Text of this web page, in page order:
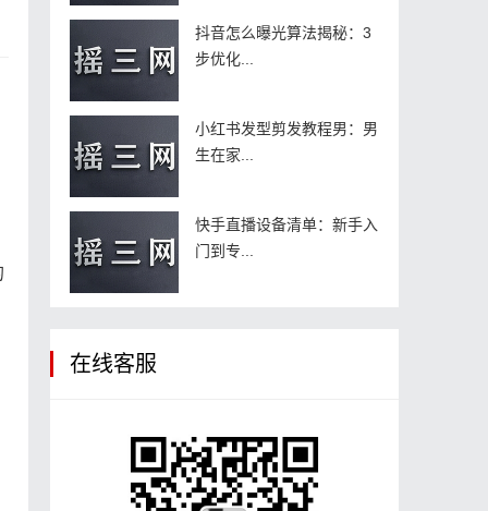
抖音怎么曝光算法揭秘：3
步优化...
小红书发型剪发教程男：男
生在家...
快手直播设备清单：新手入
门到专...
在线客服